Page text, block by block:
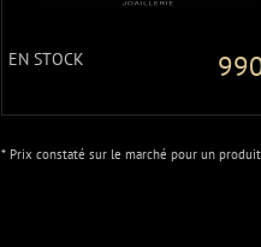
EN STOCK
* Prix constaté sur le marché pour un